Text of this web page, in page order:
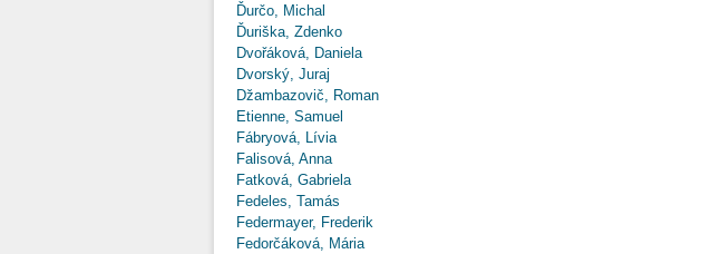
Ďurčo, Michal
Ďuriška, Zdenko
Dvořáková, Daniela
Dvorský, Juraj
Džambazovič, Roman
Etienne, Samuel
Fábryová, Lívia
Falisová, Anna
Fatková, Gabriela
Fedeles, Tamás
Federmayer, Frederik
Fedorčáková, Mária